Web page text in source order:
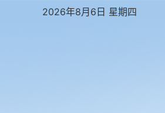
2026年8月6日 星期四